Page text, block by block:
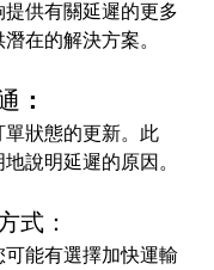
供有關延遲的更多
在的解決方案。
：
狀態的更新。此
說明延遲的原因。
式：
能有選擇加快運輸